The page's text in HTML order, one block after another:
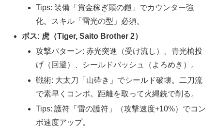
Tips: 装備「賞金稼ぎ頭の鎧」でカウンター強
化。スキル「雷光の型」必須。
ボス: 虎（Tiger, Saito Brother 2）
攻撃パターン: 赤光突進（受け流し）、青光槍投
げ（回避）、シールドバッシュ（よろめき）。
戦術: 大太刀「山砕き」でシールド破壊。二刀流
で素早くコンボ。距離を取って火縄銃で削る。
Tips: 護符「雷の護符」（攻撃速度+10%）でコン
ボ速度アップ。